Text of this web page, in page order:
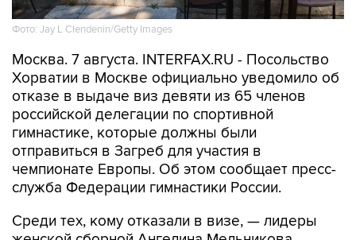
Фото: Jay L Clendenin/Getty Images
Москва. 7 августа. INTERFAX.RU - Посольство
Хорватии в Москве официально уведомило об
отказе в выдаче виз девяти из 65 членов
российской делегации по спортивной
гимнастике, которые должны были
отправиться в Загреб для участия в
чемпионате Европы. Об этом сообщает пресс-
служба Федерации гимнастики России.
Среди тех, кому отказали в визе, — лидеры